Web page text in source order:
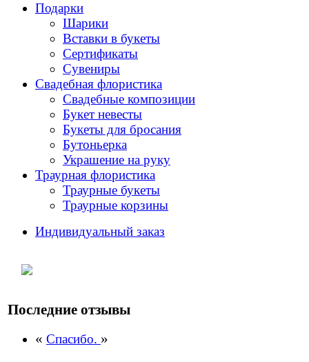
Подарки
Шарики
Вставки в букеты
Сертификаты
Сувениры
Свадебная флористика
Свадебные композиции
Букет невесты
Букеты для бросания
Бутоньерка
Украшение на руку
Траурная флористика
Траурные букеты
Траурные корзины
Индивидуальный заказ
Последние отзывы
« Спасибо. »